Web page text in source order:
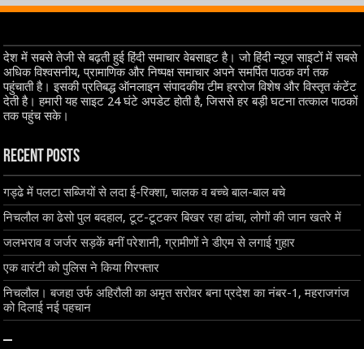
देश में सबसे तेजी से बढ़ती हुई हिंदी समाचार वेबसाइट है। जो हिंदी न्यूज साइटों में सबसे
अधिक विश्वसनीय, प्रामाणिक और निष्पक्ष समाचार अपने समर्पित पाठक वर्ग तक
पहुंचाती है। इसकी प्रतिबद्ध ऑनलाइन संपादकीय टीम हररोज विशेष और विस्तृत कंटेंट
देती है। हमारी यह साइट 24 घंटे अपडेट होती है, जिससे हर बड़ी घटना तत्काल पाठकों
तक पहुंच सके।
Recent Posts
गड्ढे में पलटा सब्जियों से लदा ई-रिक्शा, चालक व बच्चे बाल-बाल बचे
निचलौल का ढेसो पुल बदहाल, टूट-टूटकर बिखर रहा ढांचा, लोगों की जान खतरे में
जलभराव व जर्जर सड़कें बनीं परेशानी, ग्रामीणों ने डीएम से लगाई गुहार
एक वारंटी को पुलिस ने किया गिरफ्तार
निचलौल। बजहा उर्फ अहिरौली का अमृत सरोवर बना प्रदेश का नंबर-1, महराजगंज
को दिलाई नई पहचान
–